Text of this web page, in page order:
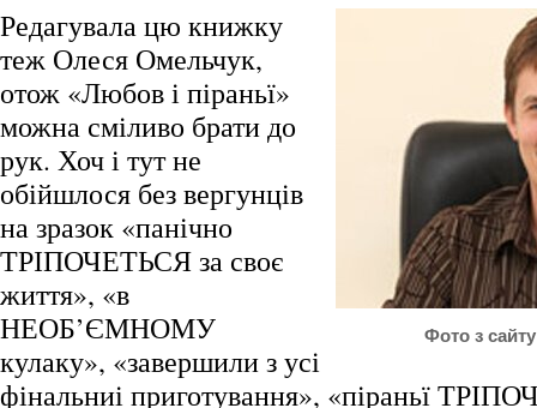
Фото з
Редагувала цю книжку
теж Олеся Омельчук,
отож «Любов і піраньї»
можна сміливо брати до
рук. Хоч і тут не
обійшлося без вергунців
на зразок «панічно
ТРІПОЧЕТЬСЯ за своє
життя», «в
НЕОБ’ЄМНОМУ
кулаку», «завершили з усі
фінальниі приготування», «піраньї